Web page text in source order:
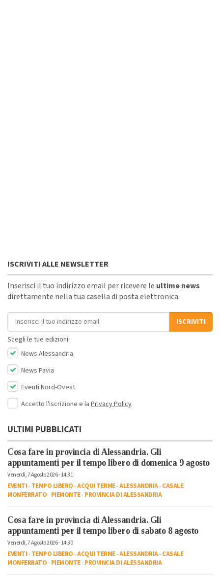
ISCRIVITI ALLE NEWSLETTER
Inserisci il tuo indirizzo email per ricevere le ultime news
direttamente nella tua casella di posta elettronica.
Indirizzo email
ISCRIVITI
Scegli le tue edizioni:
News Alessandria
News Pavia
Eventi Nord-Ovest
Accetto l'iscrizione e la Privacy Policy
ULTIMI PUBBLICATI
Cosa fare in provincia di Alessandria. Gli
appuntamenti per il tempo libero di domenica 9 agosto
Venerdì, 7 Agosto 2026 - 14:31
EVENTI-TEMPO LIBERO-ACQUI TERME-ALESSANDRIA-CASALE
MONFERRATO-PIEMONTE-PROVINCIA DI ALESSANDRIA
Cosa fare in provincia di Alessandria. Gli
appuntamenti per il tempo libero di sabato 8 agosto
Venerdì, 7 Agosto 2026 - 14:30
EVENTI-TEMPO LIBERO-ACQUI TERME-ALESSANDRIA-CASALE
MONFERRATO-PIEMONTE-PROVINCIA DI ALESSANDRIA